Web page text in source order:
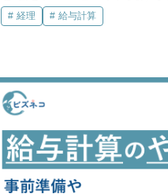
除、メリット・デメリットを
経理 給与計算